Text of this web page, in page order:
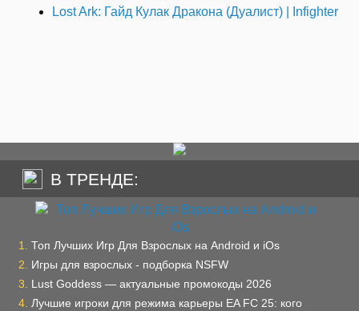
Lost Ark: Гайд Кулак Дракона (Дуалист) | Infighter
В ТРЕНДЕ:
Топ Лучших Игр Для Взрослых на Android и iOs
Игры для взрослых - подборка NSFW
Lust Goddess — актуальные промокоды 2026
Лучшие игроки для режима карьеры EA FC 25: кого